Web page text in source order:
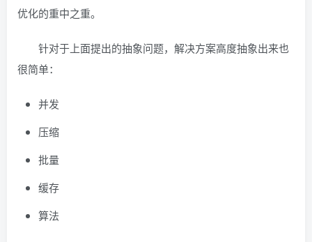
优化的重中之重。
针对于上面提出的抽象问题，解决方案高度抽象出来也
很简单：
并发
压缩
批量
缓存
算法